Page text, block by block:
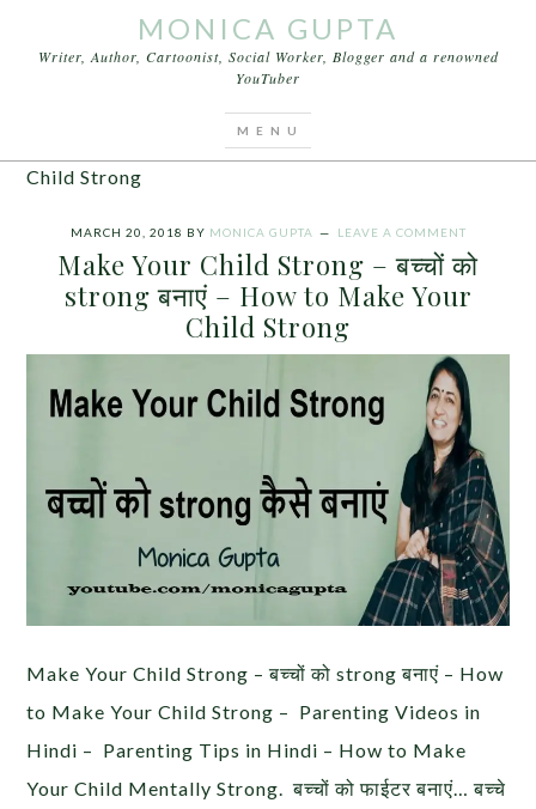
MONICA GUPTA
Writer, Author, Cartoonist, Social Worker, Blogger and a renowned
YouTuber
Strong – बच्चों को strong बनाएं – How to Make Your
Child Strong
MARCH 20, 2018 BY MONICA GUPTA LEAVE A COMMENT
Make Your Child Strong – बच्चों को
strong बनाएं – How to Make Your
Child Strong
Make Your Child Strong – बच्चों को strong बनाएं – How
to Make Your Child Strong – Parenting Videos in
Hindi – Parenting Tips in Hindi – How to Make
Your Child Mentally Strong. बच्चों को फाईटर बनाएं… बच्चे